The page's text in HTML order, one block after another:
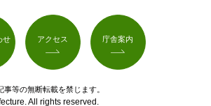
せ アクセス 庁舎案内
等の無断転載を禁じます。
All rights reserved.